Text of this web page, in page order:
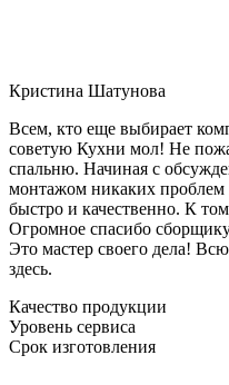
Кристина Шатунова
Всем, кто еще выбирает
советую Кухни мол! Не
спальню. Начиная с
монтажом никаких проблем
быстро и качественно. К
Огромное спасибо
Это мастер своего дела!
здесь.
Качество продукции
Уровень сервиса
Срок изготовления